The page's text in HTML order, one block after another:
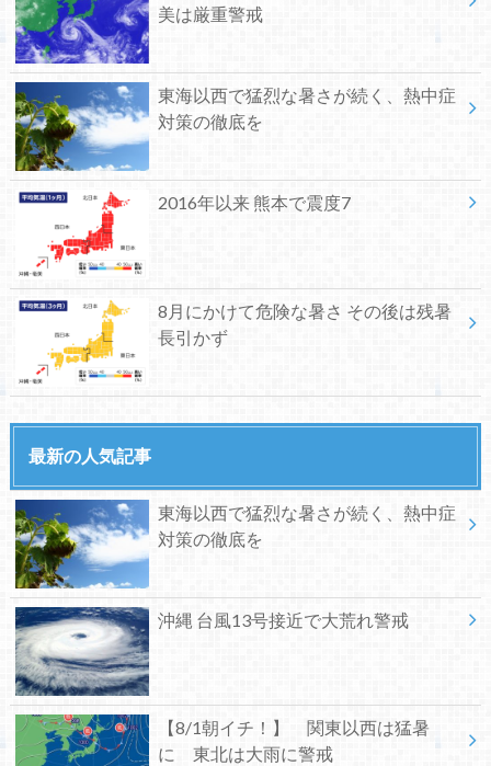
美は厳重警戒
東海以西で猛烈な暑さが続く、熱中症
対策の徹底を
2016年以来 熊本で震度7
8月にかけて危険な暑さ その後は残暑
長引かず
最新の人気記事
東海以西で猛烈な暑さが続く、熱中症
対策の徹底を
沖縄 台風13号接近で大荒れ警戒
【8/1朝イチ！】 関東以西は猛暑
に 東北は大雨に警戒